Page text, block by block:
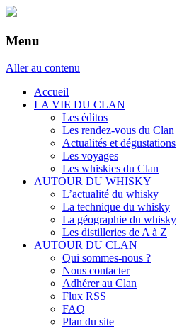
Menu
Aller au contenu
Accueil
LA VIE DU CLAN
Les éditos
Les rendez-vous du Clan
Actualités et dégustations
Les voyages
Les whiskies du Clan
AUTOUR DU WHISKY
L’actualité du whisky
La technique du whisky
La géographie du whisky
Les distilleries de A à Z
AUTOUR DU CLAN
Qui sommes-nous ?
Nous contacter
Adhérer au Clan
Flux RSS
FAQ
Plan du site